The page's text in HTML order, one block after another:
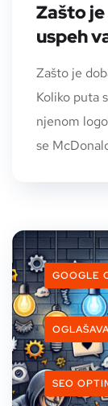
Zašto
uspeh
Zašto je
Koliko puta
njenom
se
GOOGLE
SEO